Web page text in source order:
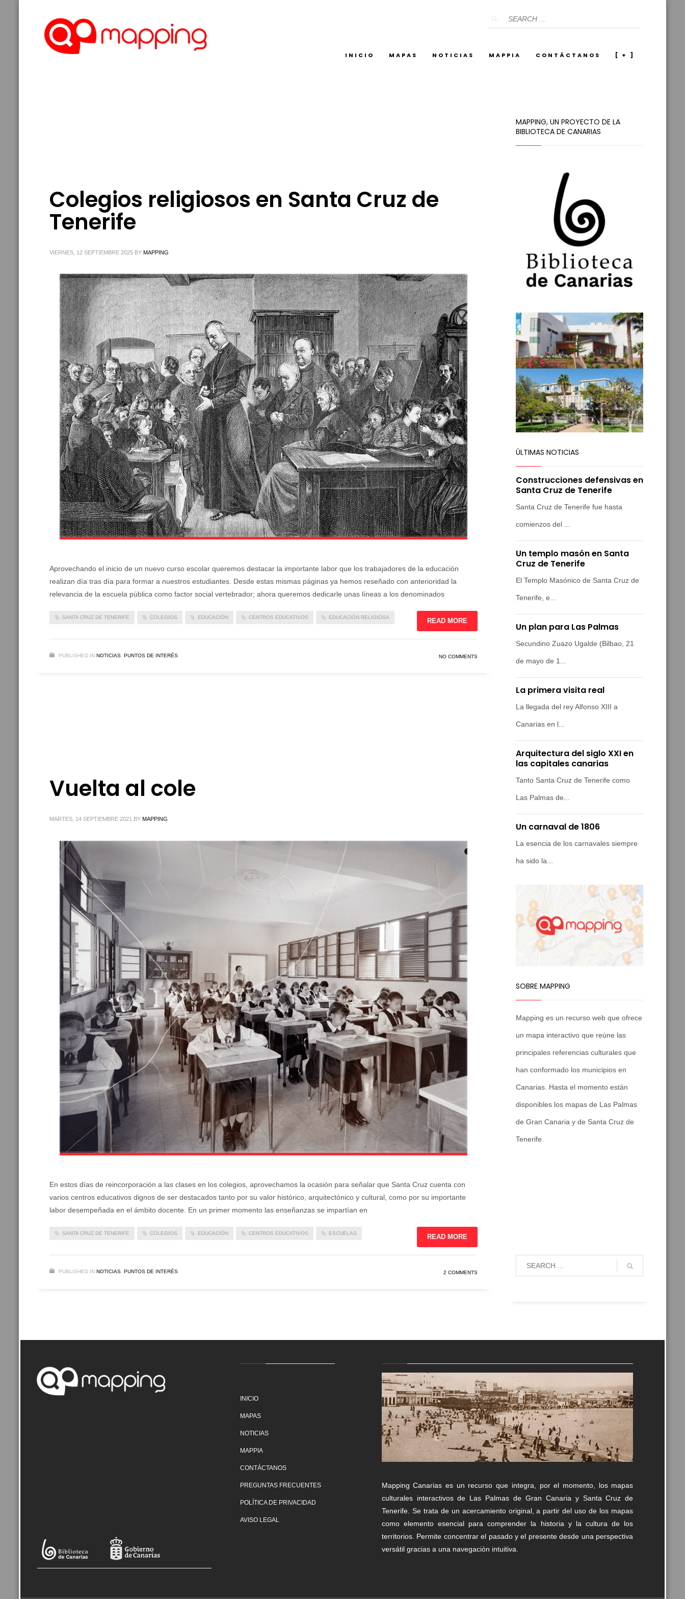
INICIO MAPAS NOTICIAS MAPPIA CONTÁCTANOS [ + ]
Colegios religiosos en Santa Cruz de
Tenerife
VIERNES, 12 SEPTIEMBRE 2025 BY MAPPING
Aprovechando el inicio de un nuevo curso escolar queremos destacar la importante labor que los trabajadores de la educación
realizan día tras día para formar a nuestros estudiantes. Desde estas mismas páginas ya hemos reseñado con anterioridad la
relevancia de la escuela pública como factor social vertebrador; ahora queremos dedicarle unas líneas a los denominados
SANTA CRUZ DE TENERIFE COLEGIOS EDUCACIÓN CENTROS EDUCATIVOS EDUCACIÓN RELIGIOSA READ MORE
PUBLISHED IN NOTICIAS PUNTOS DE INTERÉS NO COMMENTS
Vuelta al cole
MARTES, 14 SEPTIEMBRE 2021 BY MAPPING
En estos días de reincorporación a las clases en los colegios, aprovechamos la ocasión para señalar que Santa Cruz cuenta con
varios centros educativos dignos de ser destacados tanto por su valor histórico, arquitectónico y cultural, como por su importante
labor desempeñada en el ámbito docente. En un primer momento las enseñanzas se impartían en
SANTA CRUZ DE TENERIFE COLEGIOS EDUCACIÓN CENTROS EDUCATIVOS ESCUELAS READ MORE
PUBLISHED IN NOTICIAS PUNTOS DE INTERÉS 2 COMMENTS
MAPPING, UN PROYECTO DE LA
BIBLIOTECA DE CANARIAS
ÚLTIMAS NOTICIAS
Construcciones defensivas en
Santa Cruz de Tenerife
Santa Cruz de Tenerife fue hasta
comienzos del ...
Un templo masón en Santa
Cruz de Tenerife
El Templo Masónico de Santa Cruz de
Tenerife, e...
Un plan para Las Palmas
Secundino Zuazo Ugalde (Bilbao, 21
de mayo de 1...
La primera visita real
La llegada del rey Alfonso XIII a
Canarias en l...
Arquitectura del siglo XXI en
las capitales canarias
Tanto Santa Cruz de Tenerife como
Las Palmas de...
Un carnaval de 1806
La esencia de los carnavales siempre
ha sido la...
SOBRE MAPPING
Mapping es un recurso web que ofrece
un mapa interactivo que reúne las
principales referencias culturales que
han conformado los municipios en
Canarias. Hasta el momento están
disponibles los mapas de Las Palmas
de Gran Canaria y de Santa Cruz de
Tenerife.
INICIO
MAPAS
NOTICIAS
MAPPIA
CONTÁCTANOS
PREGUNTAS FRECUENTES
POLÍTICA DE PRIVACIDAD
AVISO LEGAL
Mapping Canarias es un recurso que integra, por el momento, los mapas
culturales interactivos de Las Palmas de Gran Canaria y Santa Cruz de
Tenerife. Se trata de un acercamiento original, a partir del uso de los mapas
como elemento esencial para comprender la historia y la cultura de los
territorios. Permite concentrar el pasado y el presente desde una perspectiva
versátil gracias a una navegación intuitiva.